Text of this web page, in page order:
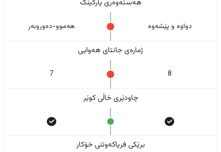
هەستەوەری پارکینگ
دواوە و پێشەوە هەموو-دەوروبەر
ژمارەی جانتای هەوایی
8
7
چاودێری خاڵی کوێر
برێکی فریاکەوتنی خۆکار